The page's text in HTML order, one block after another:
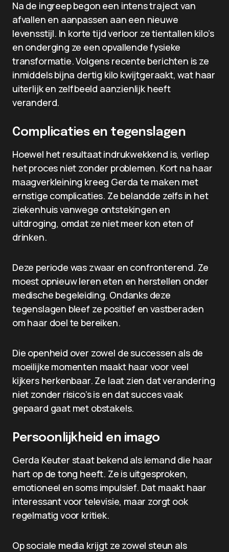
Na de ingreep begon een intens traject van
afvallen en aanpassen aan een nieuwe
levensstijl. In korte tijd verloor ze tientallen kilo’s
en onderging ze een opvallende fysieke
transformatie. Volgens recente berichten is ze
inmiddels bijna dertig kilo kwijtgeraakt, wat haar
uiterlijk en zelfbeeld aanzienlijk heeft
veranderd.
Complicaties en tegenslagen
Hoewel het resultaat indrukwekkend is, verliep
het proces niet zonder problemen. Kort na haar
maagverkleining kreeg Gerda te maken met
ernstige complicaties. Ze belandde zelfs in het
ziekenhuis vanwege ontstekingen en
uitdroging, omdat ze niet meer kon eten of
drinken.
Deze periode was zwaar en confronterend. Ze
moest opnieuw leren eten en herstellen onder
medische begeleiding. Ondanks deze
tegenslagen bleef ze positief en vastberaden
om haar doel te bereiken.
Die openheid over zowel de successen als de
moeilijke momenten maakt haar voor veel
kijkers herkenbaar. Ze laat zien dat verandering
niet zonder risico’s is en dat succes vaak
gepaard gaat met obstakels.
Persoonlijkheid en imago
Gerda Keuter staat bekend als iemand die haar
hart op de tong heeft. Ze is uitgesproken,
emotioneel en soms impulsief. Dat maakt haar
interessant voor televisie, maar zorgt ook
regelmatig voor kritiek.
Op sociale media krijgt ze zowel steun als